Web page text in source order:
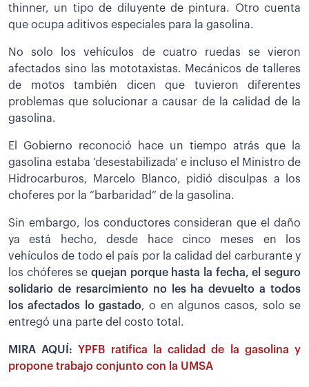
thinner, un tipo de diluyente de pintura. Otro cuenta
que ocupa aditivos especiales para la gasolina.
No solo los vehículos de cuatro ruedas se vieron
afectados sino las mototaxistas. Mecánicos de talleres
de motos también dicen que tuvieron diferentes
problemas que solucionar a causar de la calidad de la
gasolina.
El Gobierno reconoció hace un tiempo atrás que la
gasolina estaba ‘desestabilizada’ e incluso el Ministro de
Hidrocarburos, Marcelo Blanco, pidió disculpas a los
choferes por la “barbaridad” de la gasolina.
Sin embargo, los conductores consideran que el daño
ya está hecho, desde hace cinco meses en los
vehículos de todo el país por la calidad del carburante y
los chóferes se quejan porque hasta la fecha, el seguro
solidario de resarcimiento no les ha devuelto a todos
los afectados lo gastado, o en algunos casos, solo se
entregó una parte del costo total.
MIRA AQUÍ: YPFB ratifica la calidad de la gasolina y
propone trabajo conjunto con la UMSA